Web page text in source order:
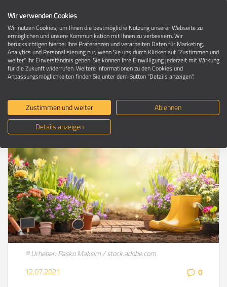
Umzugsratgeber
Umziehen mit dem eigenen Garten -
So gelingt das Umsiedeln der
Pflanzen
© Urheber: Pasko Maksim / stock.adobe.com
0
12.07.2021
Wir verwenden Cookies
Wir nutzen Cookies, um Ihnen die bestmögliche Nutzung unserer Webseite zu
ermöglichen und unsere Kommunikation mit Ihnen zu verbessern. Wir
berücksichtigen hierbei Ihre Präferenzen und verarbeiten Daten für Marketing,
Analytics und Personalisierung nur, wenn Sie uns durch Klicken auf "Zustimmen und
weiter" Ihr Einverständnis geben. Sie können Ihre Einwilligung jederzeit mit Wirkung
für die Zukunft widerrufen. Weitere Informationen zu den Cookies und
Anpassungsmöglichkeiten finden Sie unter dem Button "Details anzeigen".
Zustimmen und weiter
Ablehnen
Details anzeigen